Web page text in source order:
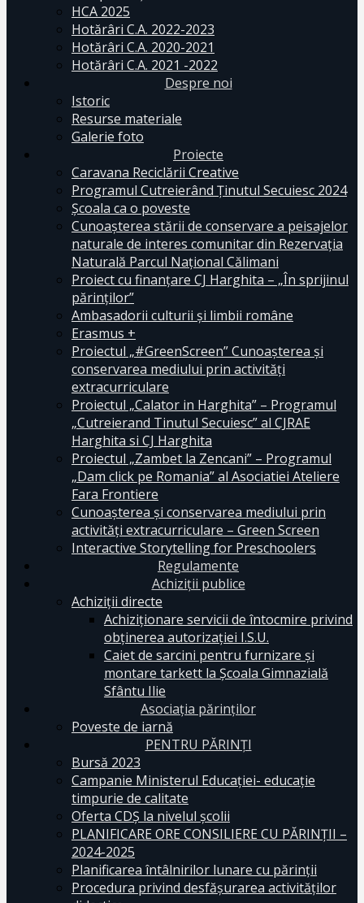
HCA 2025
Hotărâri C.A. 2022-2023
Hotărâri C.A. 2020-2021
Hotărâri C.A. 2021 -2022
Despre noi
Istoric
Resurse materiale
Galerie foto
Proiecte
Caravana Reciclării Creative
Programul Cutreierând Ținutul Secuiesc 2024
Școala ca o poveste
Cunoaşterea stării de conservare a peisajelor
naturale de interes comunitar din Rezervaţia
Naturală Parcul Naţional Călimani
Proiect cu finanţare CJ Harghita – „În sprijinul
părinţilor”
Ambasadorii culturii și limbii române
Erasmus +
Proiectul „#GreenScreen” Cunoașterea şi
conservarea mediului prin activităţi
extracurriculare
Proiectul „Calator in Harghita” – Programul
„Cutreierand Tinutul Secuiesc” al CJRAE
Harghita si CJ Harghita
Proiectul „Zambet la Zencani” – Programul
„Dam click pe Romania” al Asociatiei Ateliere
Fara Frontiere
Cunoașterea și conservarea mediului prin
activități extracurriculare – Green Screen
Interactive Storytelling for Preschoolers
Regulamente
Achiziții publice
Achiziții directe
Achiziționare servicii de întocmire privind
obținerea autorizației I.S.U.
Caiet de sarcini pentru furnizare și
montare tarkett la Școala Gimnazială
Sfântu Ilie
Asociația părinților
Poveste de iarnă
PENTRU PĂRINȚI
Bursă 2023
Campanie Ministerul Educației- educație
timpurie de calitate
Oferta CDŞ la nivelul şcolii
PLANIFICARE ORE CONSILIERE CU PĂRINȚII –
2024-2025
Planificarea întâlnirilor lunare cu părinții
Procedura privind desfășurarea activităților